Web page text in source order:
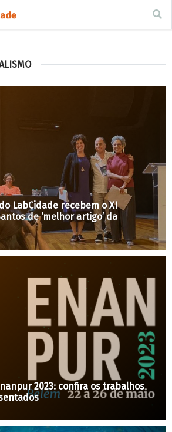
LabCidade recebem o XI
de ‘melhor artigo’ da
2023: confira os trabalhos